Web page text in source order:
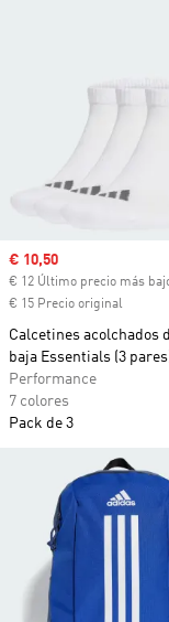
Precio de venta
€ 10,50
€ 12 Último precio más
€ 15 Precio original
Calcetines acolchados
baja Essentials (3
Performance
7 colores
Pack de 3